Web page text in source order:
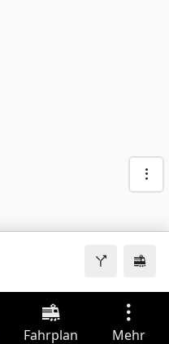
Fahrplan Mehr